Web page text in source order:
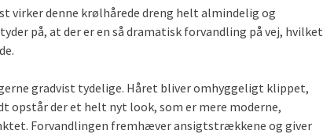
virker denne krølhårede dreng helt almindelig og
på, at der er en så dramatisk forvandling på vej, hvilket
gradvist tydelige. Håret bliver omhyggeligt klippet,
der et helt nyt look, som er mere moderne,
Forvandlingen fremhæver ansigtstrækkene og giver